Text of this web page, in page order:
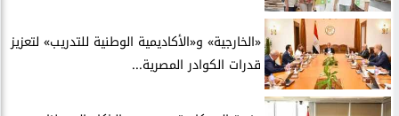
​«الخارجية» و«الأكاديمية الوطنية للتدريب» لتعزيز
قدرات الكوادر المصرية...